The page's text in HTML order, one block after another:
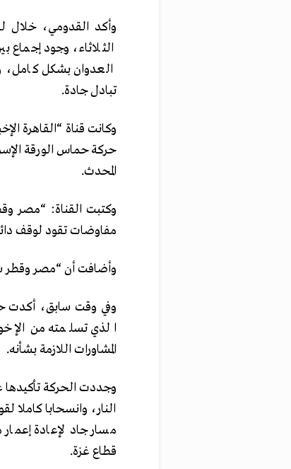
وأكد القدومي، خلال
الثلاثاء، وجود إجماع
العدوان بشكل
تبادل جادة.
وكانت قناة “القاهرة
حركة حماس الورقة
المحدث.
وكتبت القناة: “مصر
مفاوضات تقود لوقف
وأضافت أن “مصر وقطر
وفي وقت سابق، أكدت
الذي تسلمته من
المشاورات اللازمة بشأنه.
وجددت الحركة تأكيدها
النار، وانسحابا
مسار جاد لإعادة
قطاع غزة.